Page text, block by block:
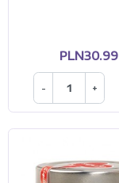
PLN30.99
- +